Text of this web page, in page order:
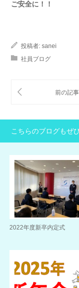
ご安全に！！
投稿者: sanei
社員ブログ
こちらのブログもぜ
2022年度新卒内定式